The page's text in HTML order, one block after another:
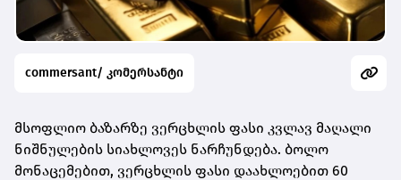
commersant/ კომერსანტი
მსოფლიო ბაზარზე ვერცხლის ფასი კვლავ მაღალი
ნიშნულების სიახლოვეს ნარჩუნდება. ბოლო
მონაცემებით, ვერცხლის ფასი დაახლოებით 60